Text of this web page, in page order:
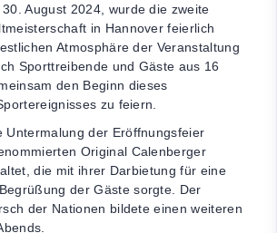
August 2024, wurde die zweite
in Hannover feierlich
Atmosphäre der Veranstaltung
Sporttreibende und Gäste aus 16
den Beginn dieses
zu feiern.
Untermalung der Eröffnungsfeier
Original Calenberger
die mit ihrer Darbietung für eine
der Gäste sorgte. Der
der Nationen bildete einen weiteren